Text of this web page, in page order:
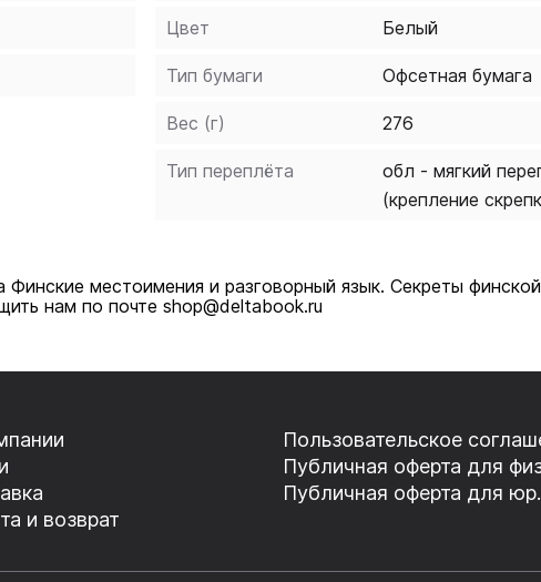
Цвет Белый
Тип бумаги Офсетная бумага
Вес (г) 276
Тип переплёта
обл - мягкий
(крепление
местоимения и разговорный язык. Секреты
нам по почте shop@deltabook.ru
и возврат
Пользовательское
Публичная оферта для
Публичная оферта для